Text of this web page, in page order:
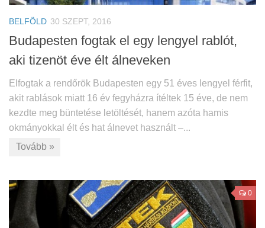
BELFÖLD 30 SZEPT, 2016
Budapesten fogtak el egy lengyel rablót,
aki tizenöt éve élt álneveken
Elfogtak a rendőrök Budapesten egy 51 éves lengyel férfit,
akit rablások miatt 16 év fegyházra ítéltek 15 éve, de nem
kezdte meg büntetése letöltését, hanem azóta hamis
okmányokkal élt és hat álnevet használt –...
Tovább »
0